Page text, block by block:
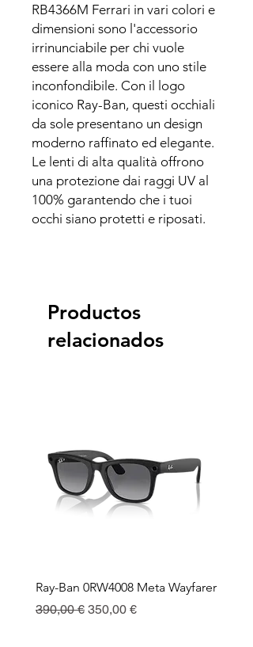
RB4366M Ferrari in vari colori e
dimensioni sono l'accessorio
irrinunciabile per chi vuole
essere alla moda con uno stile
inconfondibile. Con il logo
iconico Ray-Ban, questi occhiali
da sole presentano un design
moderno raffinato ed elegante.
Le lenti di alta qualità offrono
una protezione dai raggi UV al
100% garantendo che i tuoi
occhi siano protetti e riposati.
Productos
relacionados
Ray-Ban 0RW4008 Meta Wayfarer
Precio
390,00 € Precio de oferta
350,00 €